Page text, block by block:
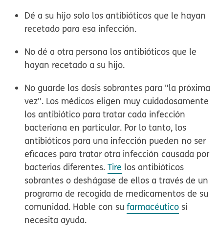
Dé a su hijo solo los antibióticos que le hayan
recetado para esa infección.
No dé a otra persona los antibióticos que le
hayan recetado a su hijo.
No guarde las dosis sobrantes para "la próxima
vez". Los médicos eligen muy cuidadosamente
los antibiótico para tratar cada infección
bacteriana en particular. Por lo tanto, los
antibióticos para una infección pueden no ser
eficaces para tratar otra infección causada por
bacterias diferentes.Tire los antibióticos
sobrantes o deshágase de ellos a través de un
programa de recogida de medicamentos de su
comunidad. Hable con sufarmacéutico si
necesita ayuda.